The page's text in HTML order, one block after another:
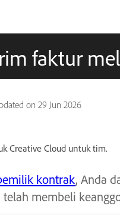
faktur
on 29 Jun 2026
Creative Cloud untuk tim.
kontrak, Anda
membeli